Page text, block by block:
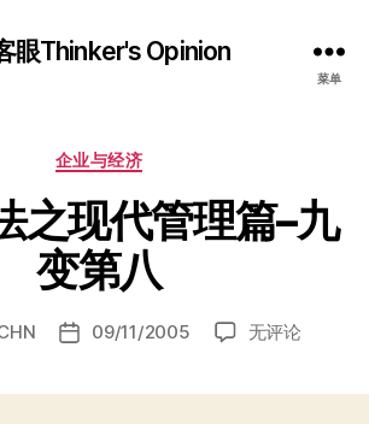
眼Thinker's Opinion
菜单
分
企业与经济
之现代管理篇–九
变第八
发 09/11/2005
孙
无评论